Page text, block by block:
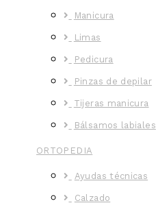
Manicura
Limas
Pedicura
Pinzas de depilar
Tijeras manicura
Bálsamos labiales
ORTOPEDIA
Ayudas técnicas
Calzado